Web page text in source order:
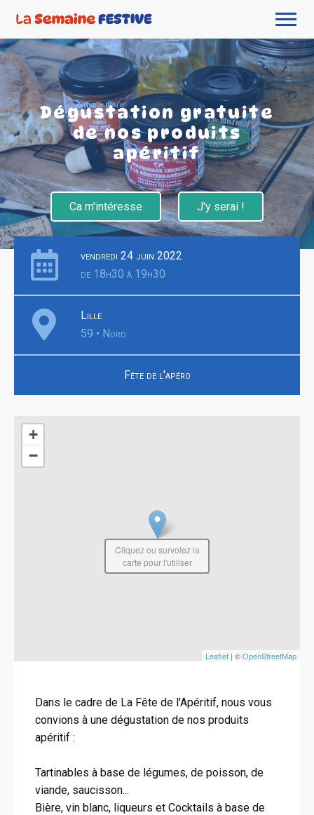
Dégustation gratuite
de nos produits
apéritif
Ca m'intéresse J'y serai !
vendredi 24 juin 2022
de 18h30 à 19h30
Lille
59 • Nord
Fête de l'apéro
+
−
Leaflet | ©OpenStreetMap
Cliquez ou survolez la
carte pour l'utiliser
Dans le cadre de La Fête de l'Apéritif, nous vous
convions à une dégustation de nos produits
apéritif :
Tartinables à base de légumes, de poisson, de
viande, saucisson...
Bière, vin blanc, liqueurs et Cocktails à base de